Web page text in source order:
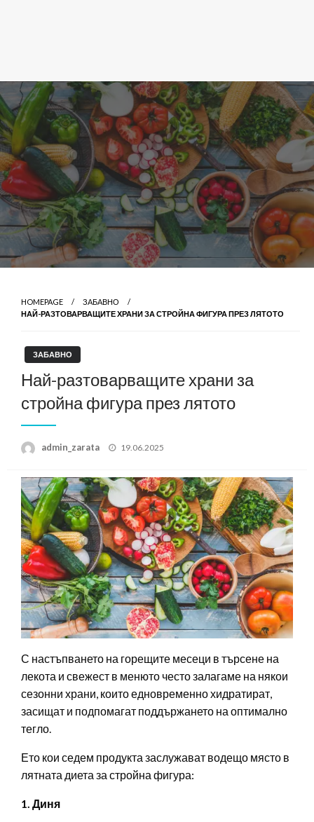
HOMEPAGE
ЗАБАВНО
НАЙ-РАЗТОВАРВАЩИТЕ ХРАНИ ЗА СТРОЙНА ФИГУРА ПРЕЗ ЛЯТОТО
ЗАБАВНО
Най-разтоварващите храни за
стройна фигура през лятото
admin_zarata
Posted
19.06.2025
С настъпването на горещите месеци в търсене на
лекота и свежест в менюто често залагаме на някои
сезонни храни, които едновременно хидратират,
засищат и подпомагат поддържането на оптимално
тегло.
Ето кои седем продукта заслужават водещо място в
лятната диета за стройна фигура:
1. Диня